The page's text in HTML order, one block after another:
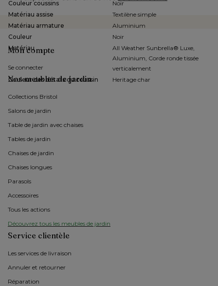
Couleur coussins
Noir
Matériau assise
Textilène simple
Matériau armature
Aluminium
Couleur
Noir
Matériau
All Weather Sunbrella® Luxe,
Aluminium, Corde ronde tissée
verticalement
Couleur des détails du coussin
Heritage char
Nos meubles de jardin
Collections Bristol
Salons de jardin
Table de jardin avec chaises
Tables de jardin
Chaises de jardin
Chaises longues
Parasols
Accessoires
Tous les actions
Découvrez tous les meubles de jardin
Service clientèle
Les services de livraison
Annuler et retourner
Réparation
Mon compte
Se connecter